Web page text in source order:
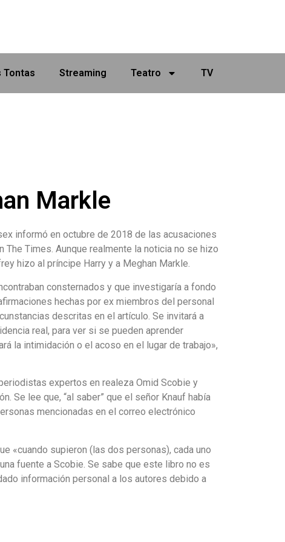
Tontas Streaming Teatro TV
Markle
informó en octubre de 2018 de las acusaciones
Times. Aunque realmente la noticia no se hizo
hizo al príncipe Harry y a Meghan Markle.
consternados y que investigaría a fondo
hechas por ex miembros del personal
descritas en el artículo. Se invitará a
real, para ver si se pueden aprender
la intimidación o el acoso en el lugar de trabajo»,
expertos en realeza Omid Scobie y
Se lee que, “al saber” que el señor Knauf había
mencionadas en el correo electrónico
«cuando supieron (las dos personas), cada uno
fuente a Scobie. Se sabe que este libro no es
información personal a los autores debido a